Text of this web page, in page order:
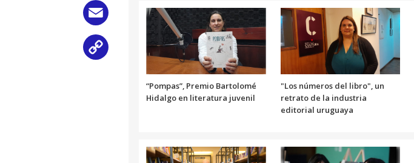
“Pompas”, Premio Bartolomé
Hidalgo en literatura juvenil
"Los números del libro", un
retrato de la industria
editorial uruguaya